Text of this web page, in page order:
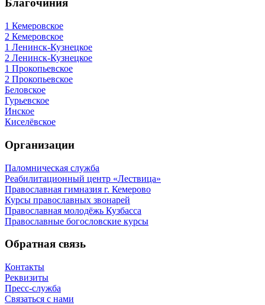
Благочиния
1 Кемеровское
2 Кемеровское
1 Ленинск-Кузнецкое
2 Ленинск-Кузнецкое
1 Прокопьевское
2 Прокопьевское
Беловское
Гурьевское
Инское
Киселёвское
Организации
Паломническая служба
Реабилитационный центр «Лествица»
Православная гимназия г. Кемерово
Курсы православных звонарей
Православная молодёжь Кузбасса
Православные богословские курсы
Обратная связь
Контакты
Реквизиты
Пресс-служба
Связаться с нами